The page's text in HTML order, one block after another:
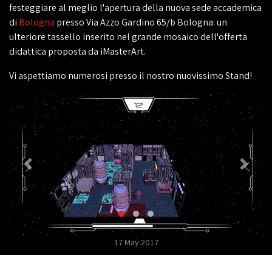
festeggiare al meglio l'apertura della nuova sede accademica
di Bologna presso Via Azzo Gardino 65/b Bologna: un
ulteriore tassello inserito nel grande mosaico dell'offerta
didattica proposta da iMasterArt.
Vi aspettiamo numerosi presso il nostro nuovissimo Stand!
17 May 2017